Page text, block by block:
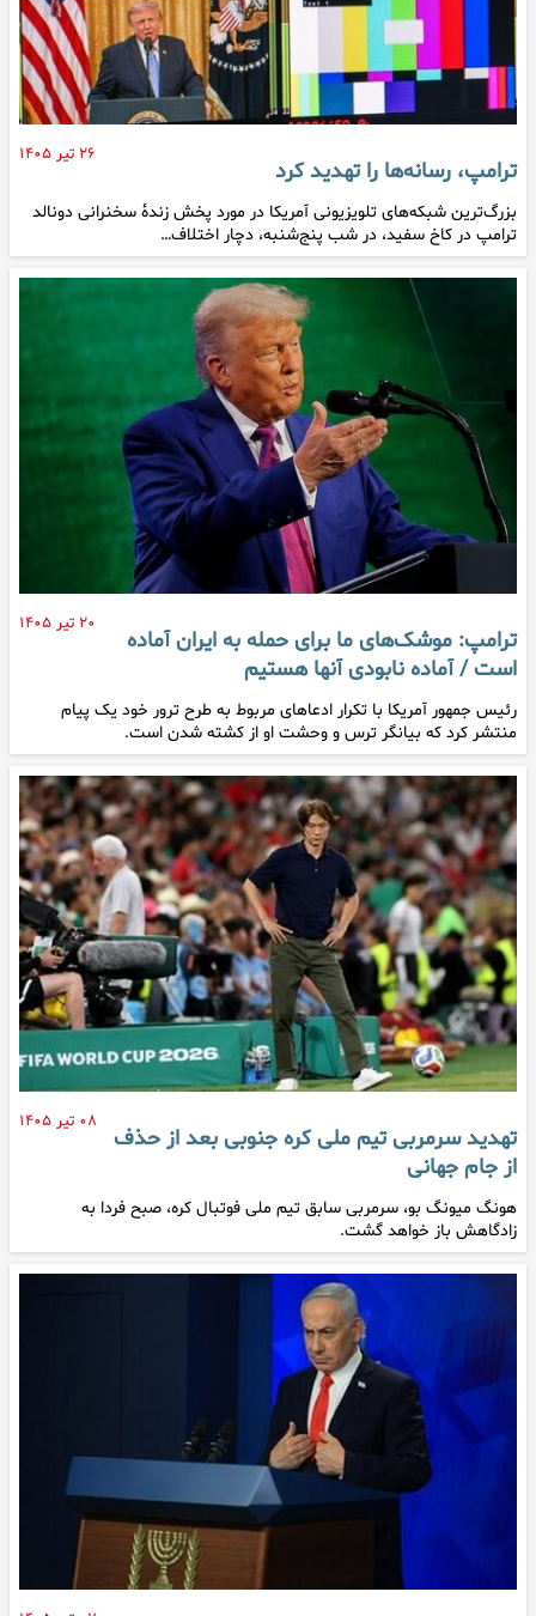
۲۶ تیر ۱۴۰۵
ترامپ، رسانه‌ها را تهدید کرد
بزرگ‌ترین شبکه‌های تلویزیونی آمریکا در مورد پخش زندهٔ سخنرانی دونالد
ترامپ در کاخ سفید، در شب پنج‌شنبه، دچار اختلاف…
۲۰ تیر ۱۴۰۵
ترامپ: موشک‌های ما برای حمله به ایران آماده
است / آماده نابودی آنها هستیم
رئیس جمهور آمریکا با تکرار ادعاهای مربوط به طرح ترور خود یک پیام
منتشر کرد که بیانگر ترس و وحشت او از کشته شدن است.
۰۸ تیر ۱۴۰۵
تهدید سرمربی تیم ملی کره جنوبی بعد از حذف
از جام جهانی
هونگ میونگ بو، سرمربی سابق تیم ملی فوتبال کره، صبح فردا به
زادگاهش باز خواهد گشت.